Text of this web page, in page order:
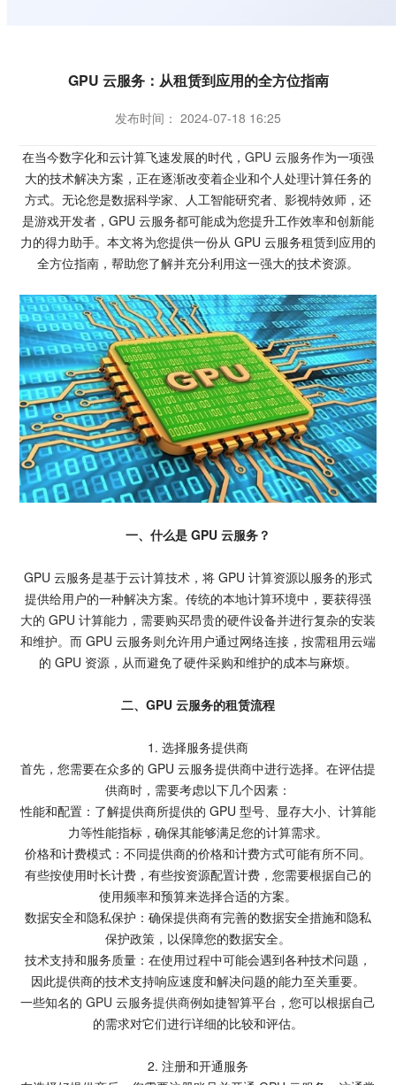
GPU 云服务：从租赁到应用的全方位指南
发布时间： 2024-07-18 16:25
在当今数字化和云计算飞速发展的时代， GPU 云服务作为一项强
大的技术解决方案，正在逐渐改变着企业和个人处理计算任务的
方式。无论您是数据科学家、人工智能研究者、影视特效师，还
是游戏开发者，GPU 云服务都可能成为您提升工作效率和创新能
力的得力助手。本文将为您提供一份从 GPU 云服务租赁到应用的
全方位指南，帮助您了解并充分利用这一强大的技术资源。
一、什么是 GPU 云服务？
GPU 云服务是基于云计算技术，将 GPU 计算资源以服务的形式
提供给用户的一种解决方案。传统的本地计算环境中，要获得强
大的 GPU 计算能力，需要购买昂贵的硬件设备并进行复杂的安装
和维护。而 GPU 云服务则允许用户通过网络连接，按需租用云端
的 GPU 资源，从而避免了硬件采购和维护的成本与麻烦。
二、GPU 云服务的租赁流程
1. 选择服务提供商
首先，您需要在众多的 GPU 云服务提供商中进行选择。在评估提
供商时，需要考虑以下几个因素：
性能和配置：了解提供商所提供的 GPU 型号、显存大小、计算能
力等性能指标，确保其能够满足您的计算需求。
价格和计费模式：不同提供商的价格和计费方式可能有所不同。
有些按使用时长计费，有些按资源配置计费，您需要根据自己的
使用频率和预算来选择合适的方案。
数据安全和隐私保护：确保提供商有完善的数据安全措施和隐私
保护政策，以保障您的数据安全。
技术支持和服务质量：在使用过程中可能会遇到各种技术问题，
因此提供商的技术支持响应速度和解决问题的能力至关重要。
一些知名的 GPU 云服务提供商例如捷智算平台，您可以根据自己
的需求对它们进行详细的比较和评估。
2. 注册和开通服务